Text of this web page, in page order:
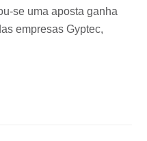
se uma aposta ganha
empresas Gyptec,